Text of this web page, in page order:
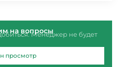
на вопросыМенеджер не будет
просмотр